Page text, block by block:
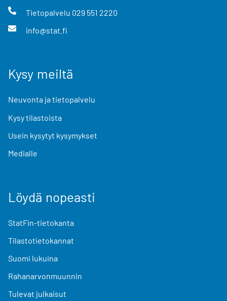
Tietopalvelu 029 551 2220
info@stat.fi
Kysy meiltä
Neuvonta ja tietopalvelu
Kysy tilastoista
Usein kysytyt kysymykset
Medialle
Löydä nopeasti
StatFin-tietokanta
Tilastotietokannat
Suomi lukuina
Rahanarvonmuunnin
Tulevat julkaisut